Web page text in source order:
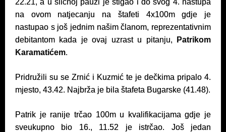
22.21, a u sličnoj pauzi je stigao i do svog 4. nastupa
na ovom natjecanju na štafeti 4x100m gdje je
nastupao s još jednim našim članom, reprezentativnim
debitantom kada je ovaj uzrast u pitanju,
Patrikom
Karamatićem.
Pridružili su se Zrnić i Kuzmić te je dečkima pripalo 4.
mjesto, 43.42. Najbrža je bila štafeta Bugarske (41.48).
Patrik je ranije trčao 100m u kvalifikacijama gdje je
sveukupno bio 16., 11.52 je istrčao. Još jedan